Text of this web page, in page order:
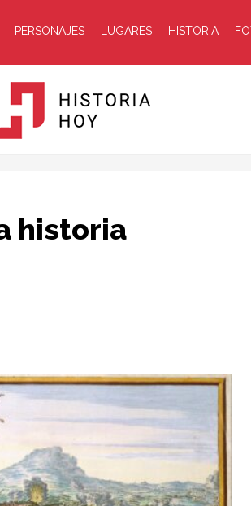
PERSONAJES LUGARES HISTORIA
historia